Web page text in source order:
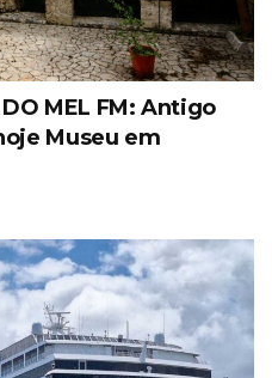
DO MEL FM: Antigo
Museu em